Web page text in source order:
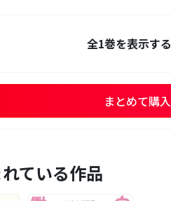
全1巻を表示する
まとめて購入
ている作品